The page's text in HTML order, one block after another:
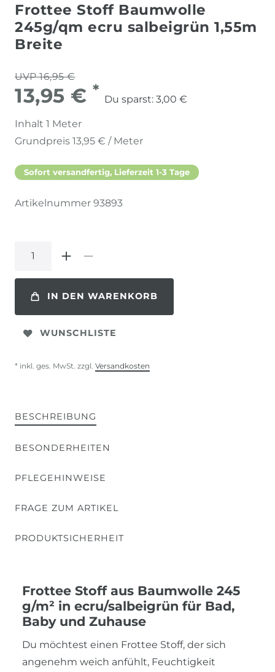
Frottee Stoff Baumwolle
245g/qm ecru salbeigrün 1,55m
Breite
UVP 16,95 €
13,95 € *
Du sparst: 3,00 €
Inhalt 1 Meter
Grundpreis 13,95 € / Meter
Sofort versandfertig, Lieferzeit 1-3 Tage
Artikelnummer 93893
IN DEN WARENKORB
WUNSCHLISTE
* inkl. ges. MwSt. zzgl. Versandkosten
BESCHREIBUNG
BESONDERHEITEN
PFLEGEHINWEISE
FRAGE ZUM ARTIKEL
PRODUKTSICHERHEIT
Frottee Stoff aus Baumwolle 245
g/m² in ecru/salbeigrün für Bad,
Baby und Zuhause
Du möchtest einen Frottee Stoff, der sich
angenehm weich anfühlt, Feuchtigkeit